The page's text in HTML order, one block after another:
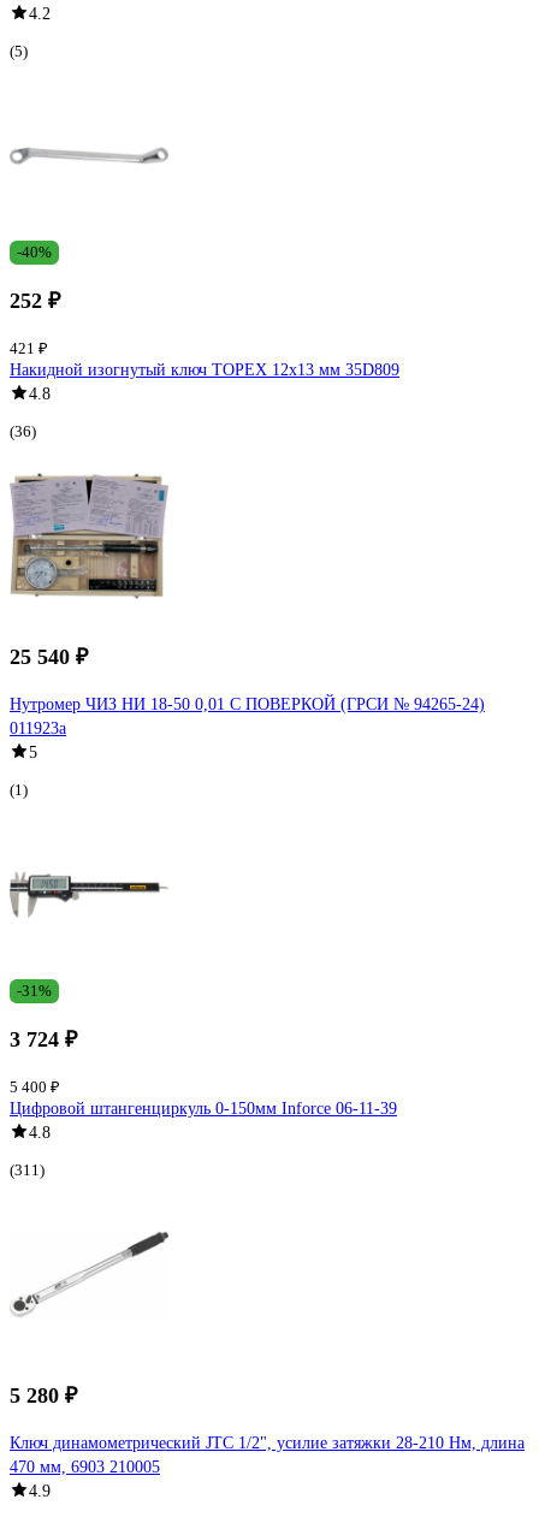
4.2
(5)
-40%
252 ₽
421 ₽
Накидной изогнутый ключ TOPEX 12x13 мм 35D809
4.8
(36)
25 540 ₽
Нутромер ЧИЗ НИ 18-50 0,01 С ПОВЕРКОЙ (ГРСИ № 94265-24)
011923а
5
(1)
-31%
3 724 ₽
5 400 ₽
Цифровой штангенциркуль 0-150мм Inforce 06-11-39
4.8
(311)
5 280 ₽
Ключ динамометрический JTC 1/2", усилие затяжки 28-210 Нм, длина
470 мм, 6903 210005
4.9